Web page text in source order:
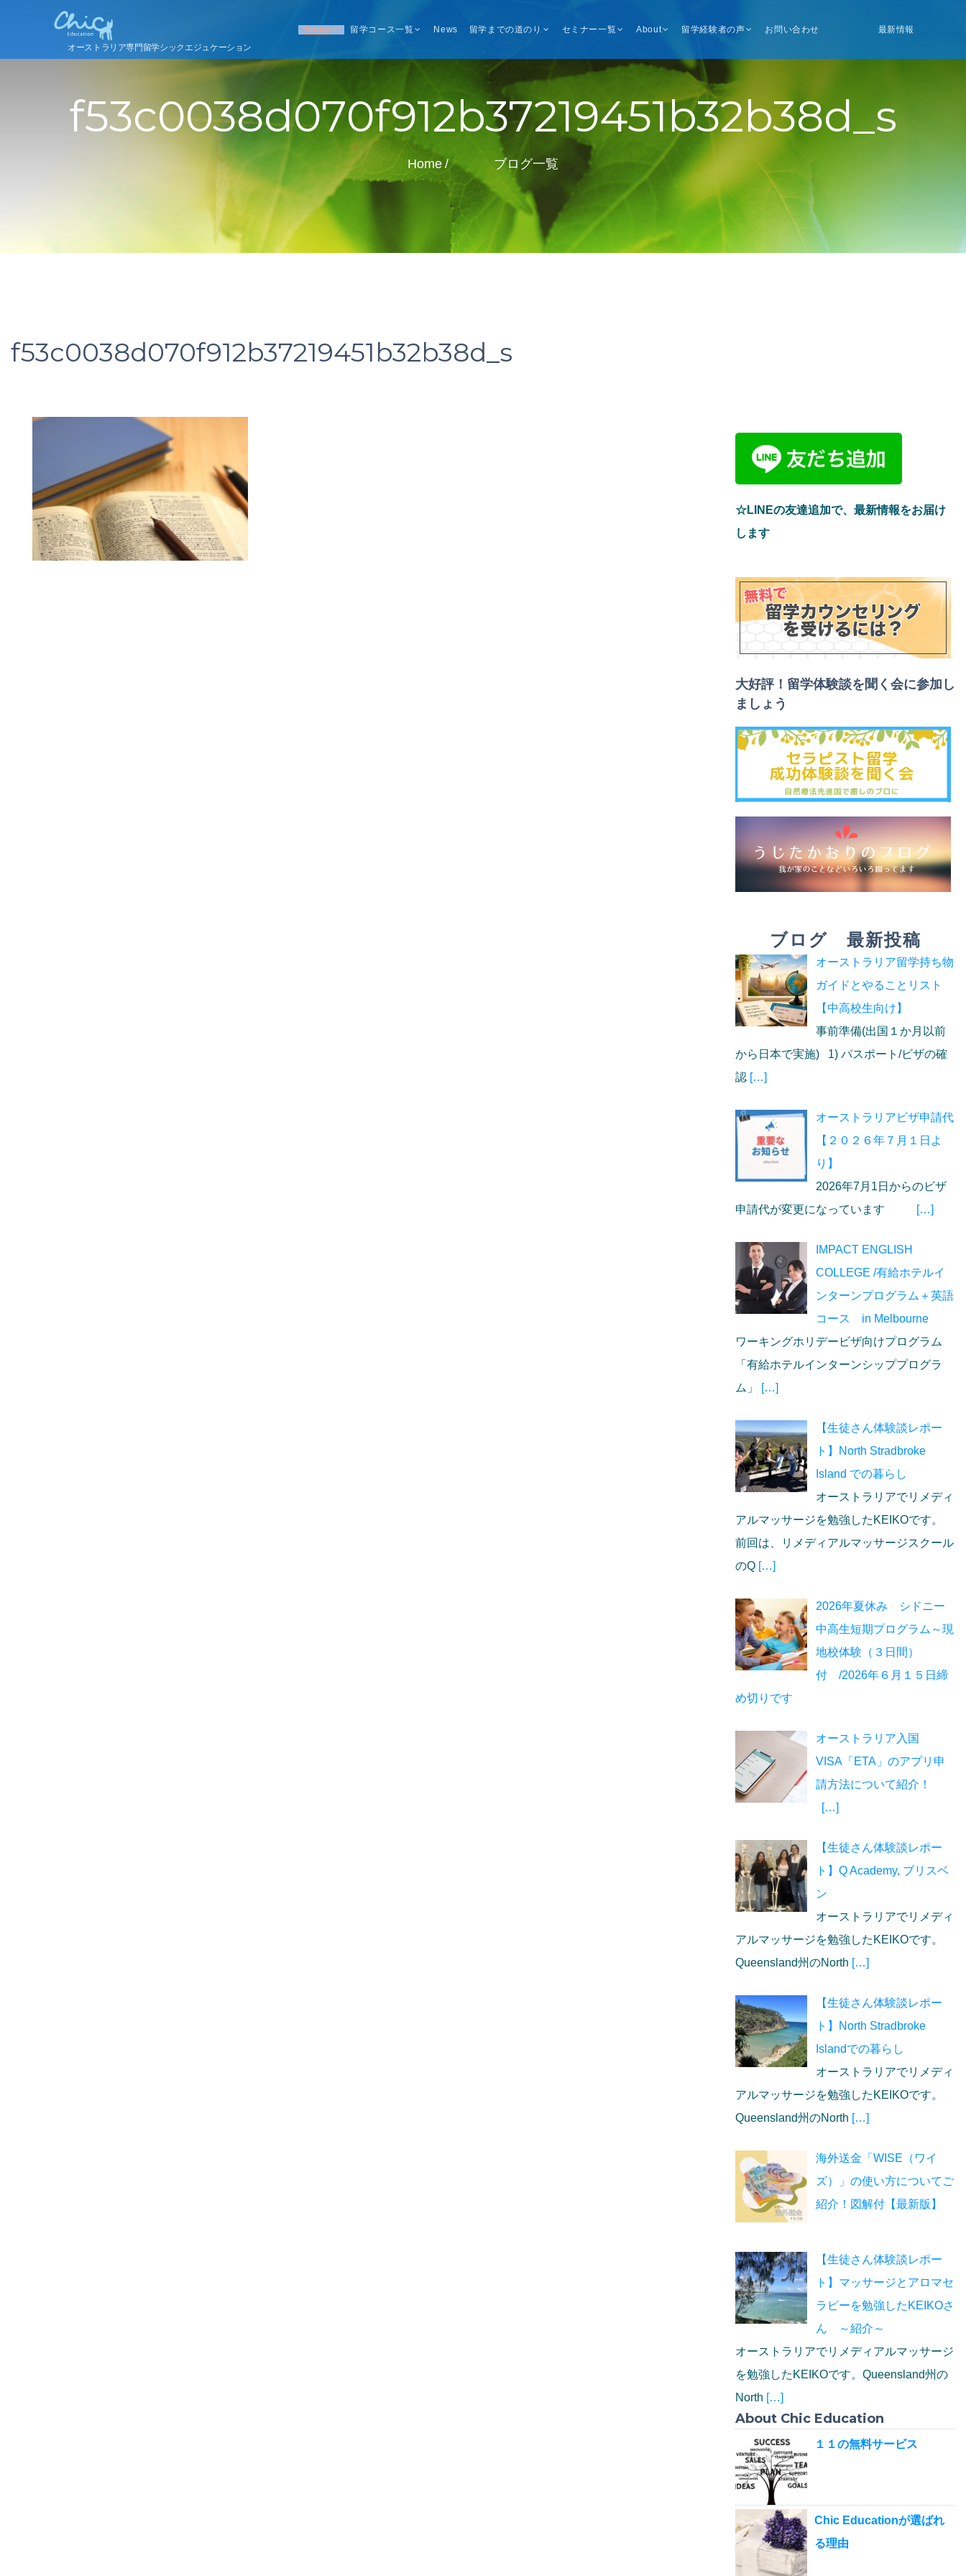
オーストラリア専門留学シックエジュケーション
Home 留学コース一覧 News 留学までの道のり セミナー一覧 About 留学経験者の声 お問い合わせ 最新情報
f53c0038d070f912b37219451b32b38d_s
Home ブログ一覧
f53c0038d070f912b37219451b32b38d_s
☆LINEの友達追加で、最新情報をお届け
します
大好評！留学体験談を聞く会に参加し
ましょう
ブログ 最新投稿
オーストラリア留学持ち物
ガイドとやることリスト
【中高校生向け】
事前準備(出国１か月以前
から日本で実施) 1) パスポート/ビザの確
認 […]
オーストラリアビザ申請代
【２０２６年７月１日よ
り】
2026年7月1日からのビザ
申請代が変更になっています
[…]
IMPACT ENGLISH
COLLEGE /有給ホテルイ
ンターンプログラム＋英語
コース in Melbourne
ワーキングホリデービザ向けプログラム
「有給ホテルインターンシッププログラ
ム」
[…]
【生徒さん体験談レポー
ト】North Stradbroke
Island での暮らし
オーストラリアでリメディ
アルマッサージを勉強したKEIKOです。
前回は、リメディアルマッサージスクール
のQ […]
2026年夏休み シドニー
中高生短期プログラム～現
地校体験（３日間）
付 /2026年６月１５日締
め切りです
オーストラリア入国
VISA「ETA」のアプリ申
請方法について紹介！
[…]
【生徒さん体験談レポー
ト】Q Academy, ブリスベ
ン
オーストラリアでリメディ
アルマッサージを勉強したKEIKOです。
Queensland州のNorth […]
【生徒さん体験談レポー
ト】North Stradbroke
Islandでの暮らし
オーストラリアでリメディ
アルマッサージを勉強したKEIKOです。
Queensland州のNorth […]
海外送金「WISE（ワイ
ズ）」の使い方についてご
紹介！図解付【最新版】
【生徒さん体験談レポー
ト】マッサージとアロマセ
ラピーを勉強したKEIKOさ
ん ～紹介～
オーストラリアでリメディアルマッサージ
を勉強したKEIKOです。Queensland州の
North […]
About Chic Education
１１の無料サービス
Chic Educationが選ばれ
る理由